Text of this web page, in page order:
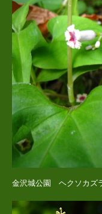
金沢城公園 ヘクソカズ